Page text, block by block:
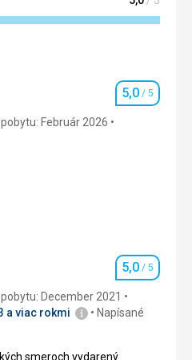
Hodnotenie
5,0 / 5
Február 2026
5,0/ 5
Hodnotenie
5,0 / 5
December 2021
a viac rokmi
Napísané
smeroch vydarený.